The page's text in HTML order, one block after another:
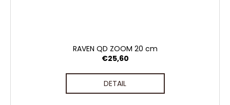
RAVEN QD ZOOM 20 cm
€25,60
DETAIL